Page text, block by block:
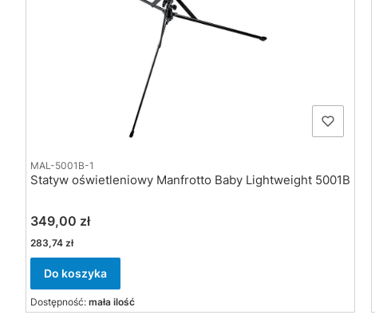
MAL-5001B-1
Statyw oświetleniowy Manfrotto Baby Lightweight 5001B
Cena
349,00 zł
Cena
283,74 zł
Do koszyka
Dostępność: mała ilość